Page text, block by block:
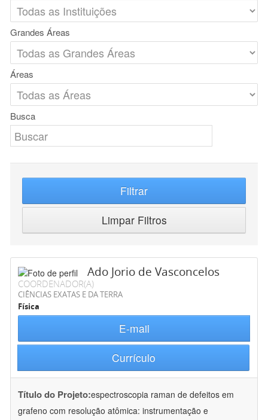
Grandes Áreas
Áreas
Busca
Filtrar
Limpar Filtros
Ado Jorio de Vasconcelos
COORDENADOR(A)
CIÊNCIAS EXATAS E DA TERRA
Física
E-mail
Currículo
Título do Projeto:espectroscopia raman de defeitos em
grafeno com resolução atômica: instrumentação e